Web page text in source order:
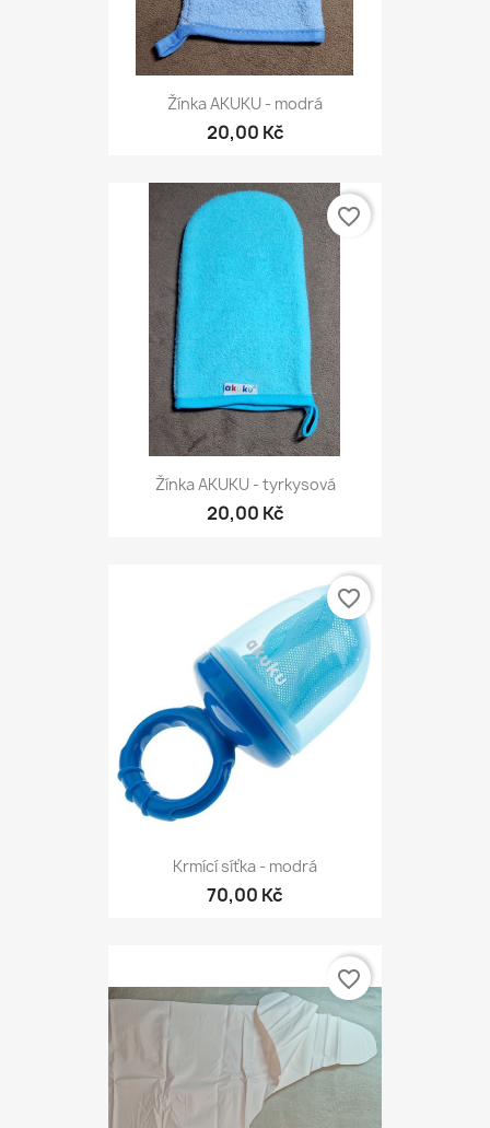
Žínka AKUKU - modrá
20,00 Kč
Žínka AKUKU - tyrkysová
20,00 Kč
favorite_border
Krmící síťka - modrá
70,00 Kč
favorite_border
favorite_border